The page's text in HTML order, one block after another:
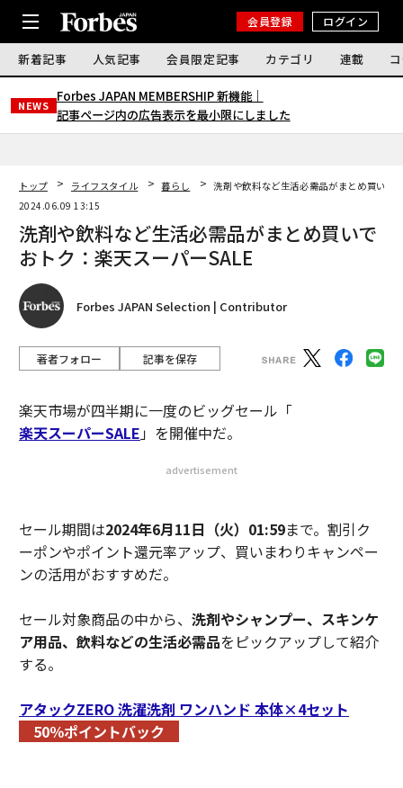
会員登録 ログイン
新着記事 人気記事 会員限定記事 カテゴリ 連載
NEWS
Forbes JAPAN MEMBERSHIP 新機能｜
記事ページ内の広告表示を最小限にしました
トップ ライフスタイル 暮らし
洗剤や飲料など生活必需品がまとめ買いで
2024.06.09 13:15
洗剤や飲料など生活必需品がまとめ買いで
おトク：楽天スーパーSALE
Forbes JAPAN Selection | Contributor
著者フォロー 記事を保存
楽天市場が四半期に一度のビッグセール「
楽天スーパーSALE」を開催中だ。
advertisement
セール期間は2024年6月11日（火）01:59まで。割引ク
ーポンやポイント還元率アップ、買いまわりキャンペー
ンの活用がおすすめだ。
セール対象商品の中から、 洗剤やシャンプー、スキンケ
ア用品、飲料などの生活必需品をピックアップして紹介
する。
アタックZERO 洗濯洗剤 ワンハンド 本体×4セット
50％ポイントバック